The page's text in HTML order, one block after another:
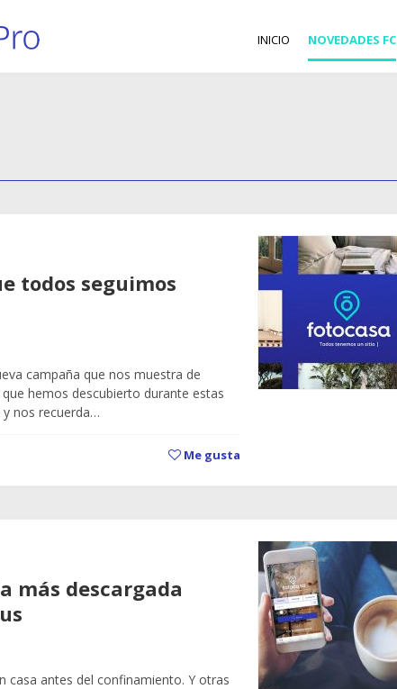
INICIO NOVEDADES FC
todos seguimos
campaña que nos muestra de
hemos descubierto durante estas
nos recuerda…
Me gusta
más descargada
casa antes del confinamiento. Y otras